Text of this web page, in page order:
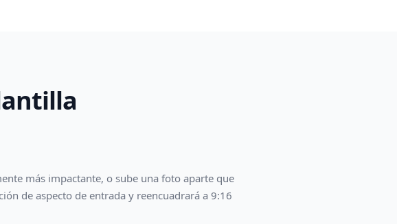
más impactante, o sube una foto aparte que
de aspecto de entrada y reencuadrará a 9:16